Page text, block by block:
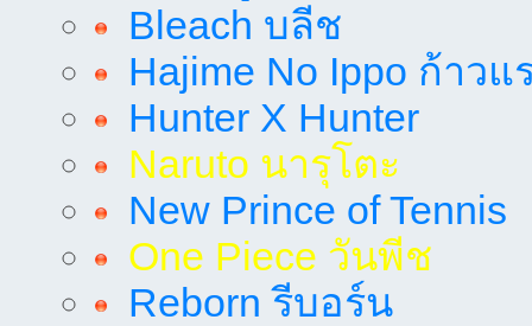
Bleach บลีช
Hajime No Ippo ก้าวแ
Hunter X Hunter
Naruto นารุโตะ
New Prince of Tennis
One Piece วันพีช
Reborn รีบอร์น